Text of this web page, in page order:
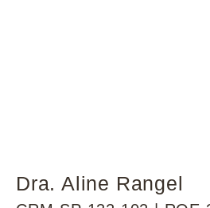
Dra. Aline Rangel